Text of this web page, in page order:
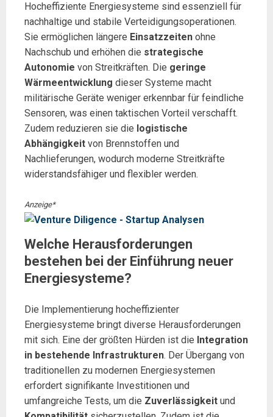
Hocheffiziente Energiesysteme sind essenziell für
nachhaltige und stabile Verteidigungsoperationen.
Sie ermöglichen längere Einsatzzeiten ohne
Nachschub und erhöhen die strategische
Autonomie von Streitkräften. Die geringe
Wärmeentwicklung dieser Systeme macht
militärische Geräte weniger erkennbar für feindliche
Sensoren, was einen taktischen Vorteil verschafft.
Zudem reduzieren sie die logistische
Abhängigkeit von Brennstoffen und
Nachlieferungen, wodurch moderne Streitkräfte
widerstandsfähiger und flexibler werden.
Anzeige*
Welche Herausforderungen
bestehen bei der Einführung neuer
Energiesysteme?
Die Implementierung hocheffizienter
Energiesysteme bringt diverse Herausforderungen
mit sich. Eine der größten Hürden ist die Integration
in bestehende Infrastrukturen. Der Übergang von
traditionellen zu modernen Energiesystemen
erfordert signifikante Investitionen und
umfangreiche Tests, um die Zuverlässigkeit und